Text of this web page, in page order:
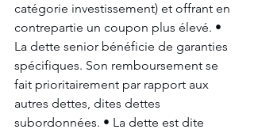
catégorie investissement) et offrant en
contrepartie un coupon plus élevé. •
La dette senior bénéficie de garanties
spécifiques. Son remboursement se
fait prioritairement par rapport aux
autres dettes, dites dettes
subordonnées. • La dette est dite